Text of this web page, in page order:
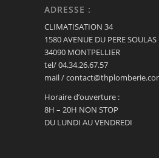
ADRESSE :
CLIMATISATION 34
1580 AVENUE DU PERE SOULAS
34090 MONTPELLIER
tel/ 04.34.26.67.57
mail /
Horaire d’ouverture :
8H – 20H NON STOP
DU LUNDI AU VENDREDI